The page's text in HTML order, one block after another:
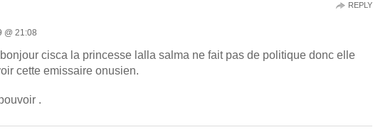
@ 21:08
cisca la princesse lalla salma ne fait pas de politique donc elle
cette emissaire onusien.
.
REPLY